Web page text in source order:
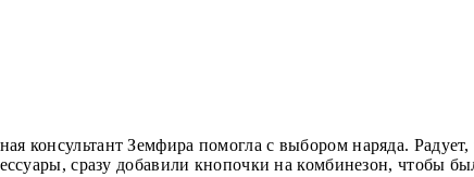
консультант Земфира помогла с выбором наряда. Радует,
сразу добавили кнопочки на комбинезон, чтобы